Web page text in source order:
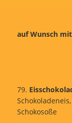
auf Wunsch
79.
Schokosoße